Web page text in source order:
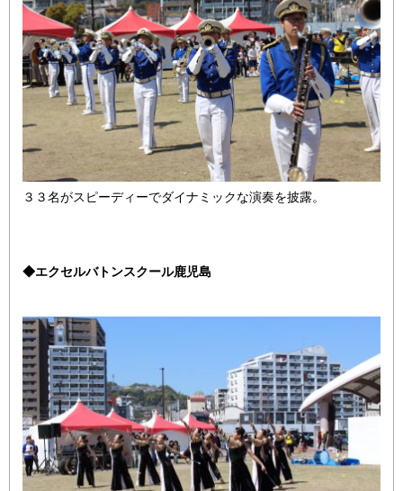
３３名がスピーディーでダイナミックな演奏を披露。
◆エクセルバトンスクール鹿児島